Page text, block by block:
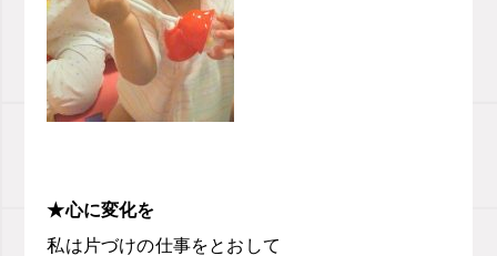
★心に変化を
私は片づけの仕事をとおして